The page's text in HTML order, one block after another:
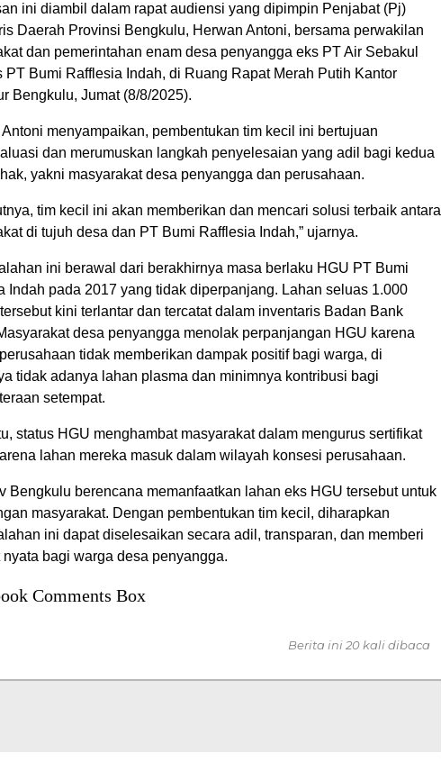
ini diambil dalam rapat audiensi yang dipimpin Penjabat (Pj)
Daerah Provinsi Bengkulu, Herwan Antoni, bersama perwakilan
dan pemerintahan enam desa penyangga eks PT Air Sebakul
PT Bumi Rafflesia Indah, di Ruang Rapat Merah Putih Kantor
Bengkulu, Jumat (8/8/2025).
Antoni menyampaikan, pembentukan tim kecil ini bertujuan
dan merumuskan langkah penyelesaian yang adil bagi kedua
yakni masyarakat desa penyangga dan perusahaan.
tim kecil ini akan memberikan dan mencari solusi terbaik antara
di tujuh desa dan PT Bumi Rafflesia Indah,” ujarnya.
ini berawal dari berakhirnya masa berlaku HGU PT Bumi
Indah pada 2017 yang tidak diperpanjang. Lahan seluas 1.000
kini terlantar dan tercatat dalam inventaris Badan Bank
desa penyangga menolak perpanjangan HGU karena
tidak memberikan dampak positif bagi warga, di
tidak adanya lahan plasma dan minimnya kontribusi bagi
setempat.
status HGU menghambat masyarakat dalam mengurus sertifikat
lahan mereka masuk dalam wilayah konsesi perusahaan.
Bengkulu berencana memanfaatkan lahan eks HGU tersebut untuk
masyarakat. Dengan pembentukan tim kecil, diharapkan
ini dapat diselesaikan secara adil, transparan, dan memberi
nyata bagi warga desa penyangga.
Comments Box
Berita ini 20 kali dibaca